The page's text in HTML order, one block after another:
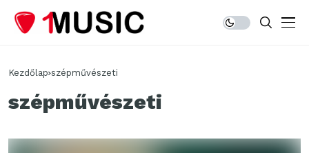
Kezdőlap szépművészeti
szépművészeti